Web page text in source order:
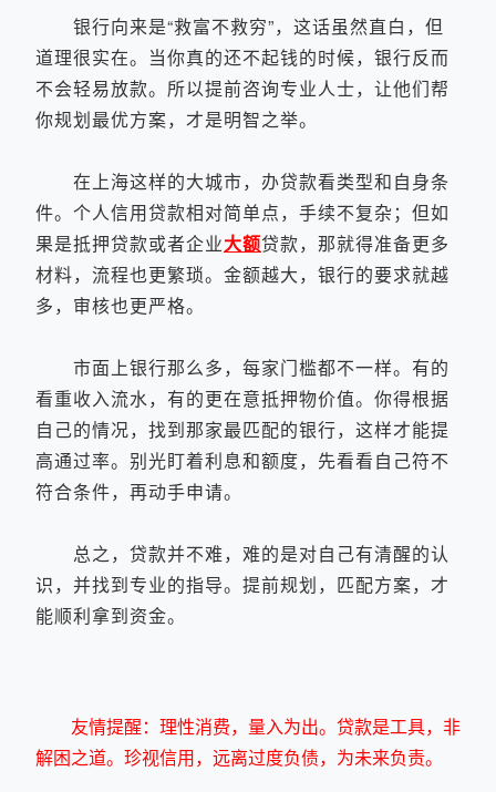
银行向来是“救富不救穷”，这话虽然直白，但
道理很实在。当你真的还不起钱的时候，银行反而
不会轻易放款。所以提前咨询专业人士，让他们帮
你规划最优方案，才是明智之举。
在上海这样的大城市，办贷款看类型和自身条
件。个人信用贷款相对简单点，手续不复杂；但如
果是抵押贷款或者企业大额贷款，那就得准备更多
材料，流程也更繁琐。金额越大，银行的要求就越
多，审核也更严格。
市面上银行那么多，每家门槛都不一样。有的
看重收入流水，有的更在意抵押物价值。你得根据
自己的情况，找到那家最匹配的银行，这样才能提
高通过率。别光盯着利息和额度，先看看自己符不
符合条件，再动手申请。
总之，贷款并不难，难的是对自己有清醒的认
识，并找到专业的指导。提前规划，匹配方案，才
能顺利拿到资金。
友情提醒：理性消费，量入为出。贷款是工具，非
解困之道。珍视信用，远离过度负债，为未来负责。